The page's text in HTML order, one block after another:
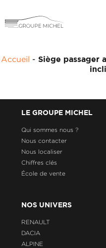
DACIA
LIGIER
PROFESSIONAL
MICHEL
HISTORIQUE
DU
MICHEL
Accueil - Siège passager
LE GROUPE MICHEL
Qui sommes nous ?
Nous contacter
Nous localiser
Chiffres clés
École de vente
NOS UNIVERS
RENAULT
DACIA
ALPINE